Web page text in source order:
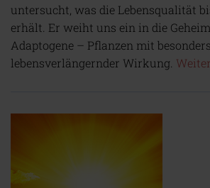
untersucht, was die Lebensqualität
erhält. Er weiht uns ein in die
Adaptogene – Pflanzen mit
lebensverlängernder Wirkung.